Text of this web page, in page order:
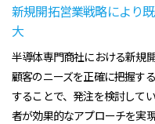
新規開拓営業戦略により
大
半導体専門商社における新規
顧客のニーズを正確に把握す
することで、発注を検討して
者が効果的なアプローチを実